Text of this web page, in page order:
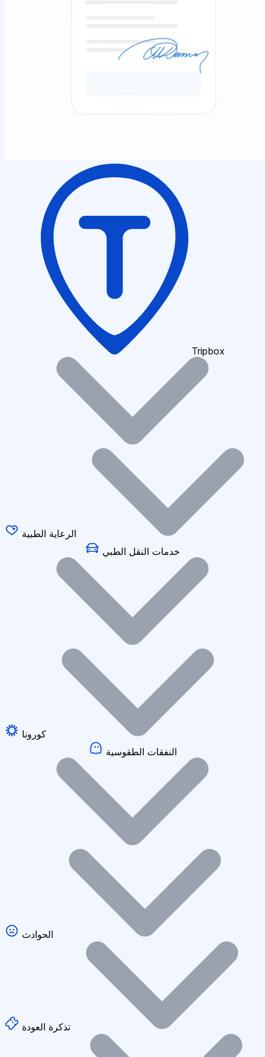
Tripbox
الرعاية الطبية
خدمات النقل الطبي
كورونا
النفقات الطقوسية